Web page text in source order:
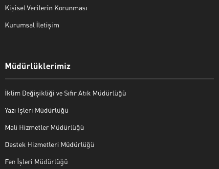
Kişisel Verilerin Korunması
Kurumsal İletişim
Müdürlüklerimiz
İklim Değişikliği ve Sıfır Atık Müdürlüğü
Yazı İşleri Müdürlüğü
Mali Hizmetler Müdürlüğü
Destek Hizmetleri Müdürlüğü
Fen İşleri Müdürlüğü